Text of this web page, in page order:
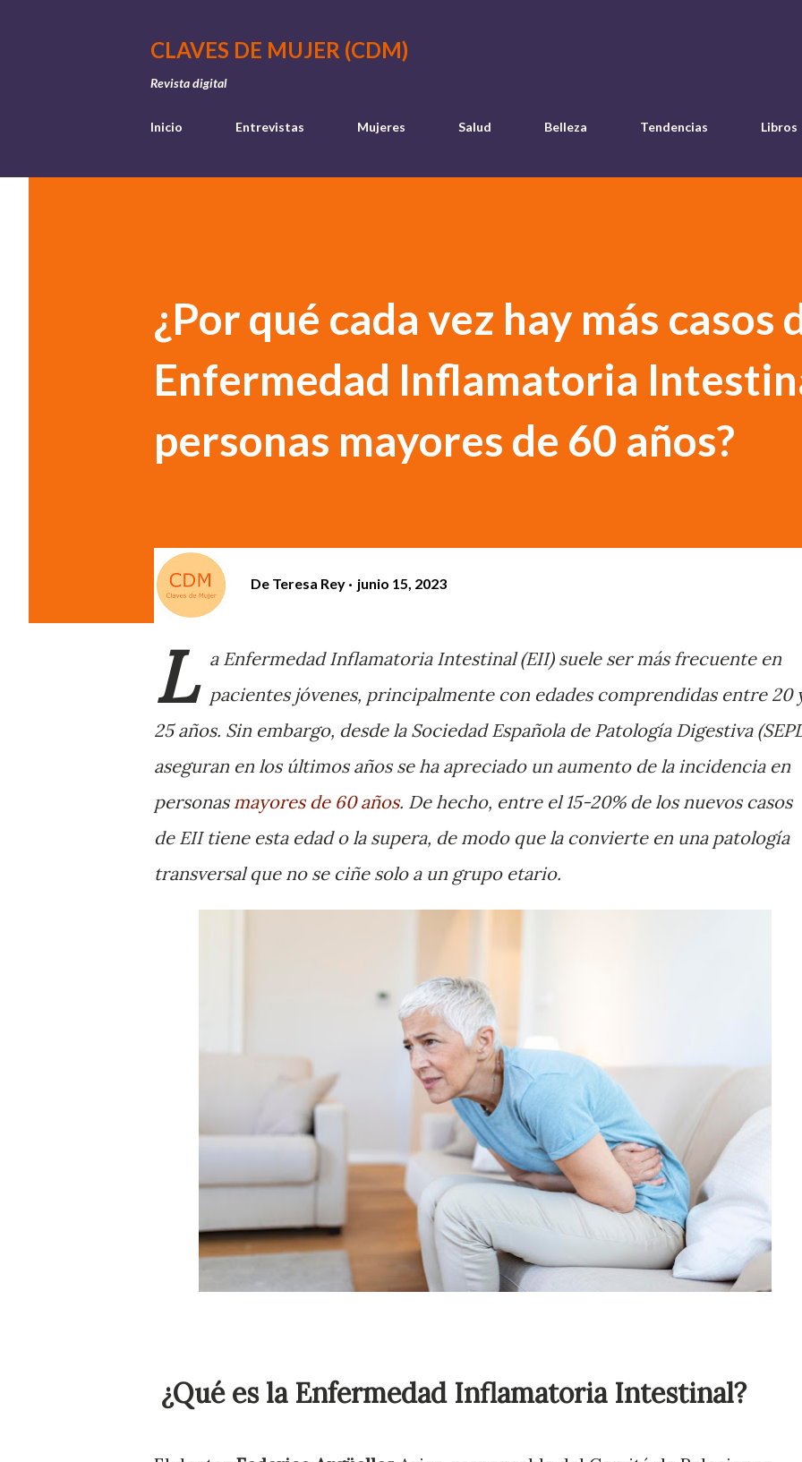
CLAVES DE MUJER (CDM)
Revista digital
Inicio Entrevistas Mujeres Salud Belleza Tendencias Libros
¿Por qué cada vez hay más casos
Enfermedad Inflamatoria
personas mayores de 60 años?
De Teresa Rey junio 15, 2023
L
a Enfermedad Inflamatoria Intestinal (EII) suele ser más frecuente en
pacientes jóvenes, principalmente con edades comprendidas entre 20
25 años. Sin embargo, desde la Sociedad Española de Patología Digestiva
aseguran en los últimos años se ha apreciado un aumento de la incidencia en
personasmayores de 60 años. De hecho, entre el 15-20% de los nuevos casos
de EII tiene esta edad o la supera, de modo que la convierte en una patología
transversal que no se ciñe solo a un grupo etario.
¿Qué es la Enfermedad Inflamatoria Intestinal?